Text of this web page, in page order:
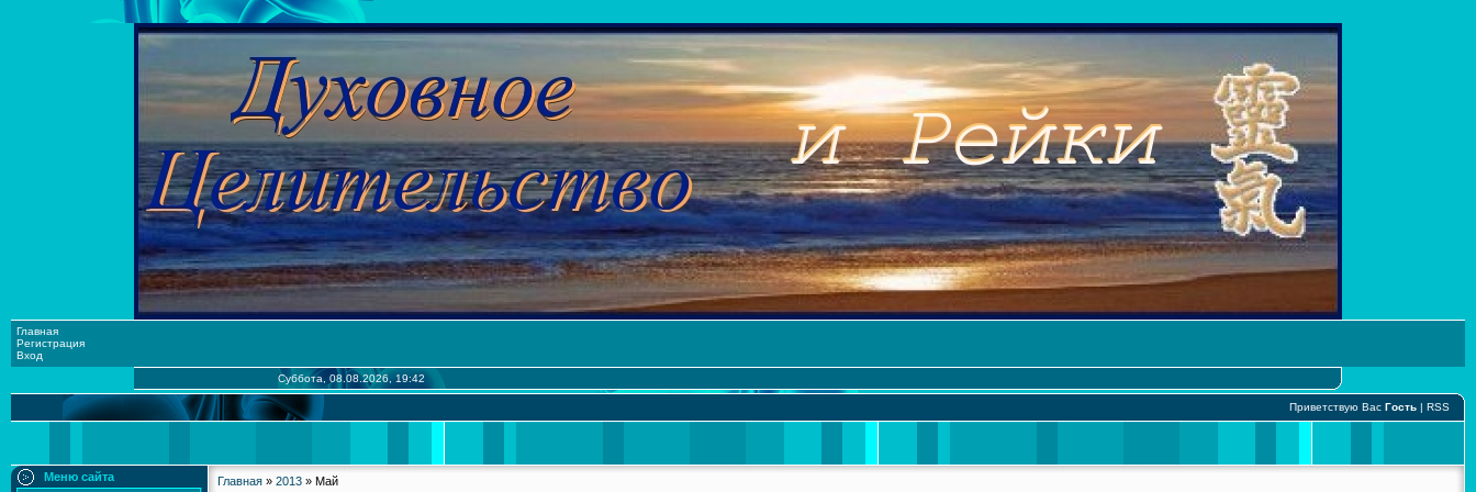
Главная
Регистрация
Вход
Суббота, 08.08.2026, 19:42
Приветствую Вас Гость | RSS
Меню сайта
Главная » 2013 » Май